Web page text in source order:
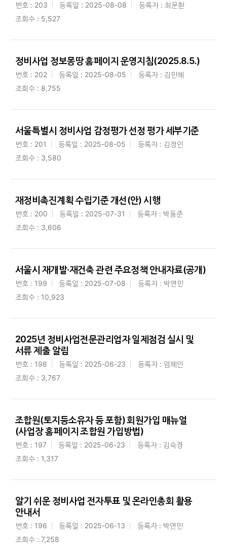
번호 : 203 등록일 : 2025-08-08
등록자 : 최문환
조회수 : 5,527
정비사업 정보몽땅 홈페이지 운영지침(2025.8.5.)
번호 : 202 등록일 : 2025-08-05
등록자 : 김민혜
조회수 : 8,755
서울특별시 정비사업 감정평가 선정 평가 세부기준
번호 : 201 등록일 : 2025-08-05
등록자 : 김정인
조회수 : 3,580
재정비촉진계획 수립기준 개선(안) 시행
번호 : 200 등록일 : 2025-07-31
등록자 : 박동준
조회수 : 3,606
서울시 재개발·재건축 관련 주요정책 안내자료(공개)
번호 : 199 등록일 : 2025-07-08
등록자 : 박연민
조회수 : 10,923
2025년 정비사업전문관리업자 일제점검 실시 및
서류 제출 알림
번호 : 198 등록일 : 2025-06-23
등록자 : 엄혜인
조회수 : 3,767
조합원(토지등소유자 등 포함) 회원가입 매뉴얼
(사업장 홈페이지 조합원 가입방법)
번호 : 197 등록일 : 2025-06-23
등록자 : 김숙경
조회수 : 1,317
알기 쉬운 정비사업 전자투표 및 온라인총회 활용
안내서
번호 : 196 등록일 : 2025-06-13
등록자 : 박연민
조회수 : 7,258